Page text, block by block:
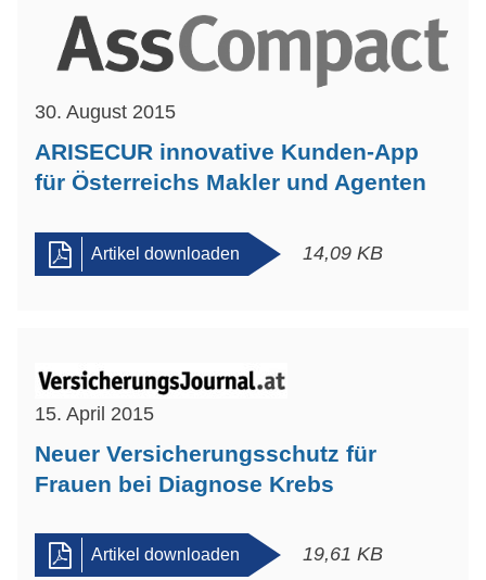
30. August 2015
ARISECUR innovative Kunden-App
für Österreichs Makler und Agenten
Artikel downloaden 14,09 KB
15. April 2015
Neuer Versicherungsschutz für
Frauen bei Diagnose Krebs
Artikel downloaden 19,61 KB